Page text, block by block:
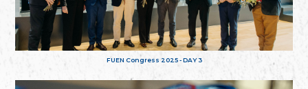
FUEN Congress 2025 - DAY 3